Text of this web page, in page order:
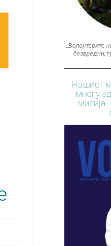
„Волонтерите
безвредни,
Нашиот
многу
мисија